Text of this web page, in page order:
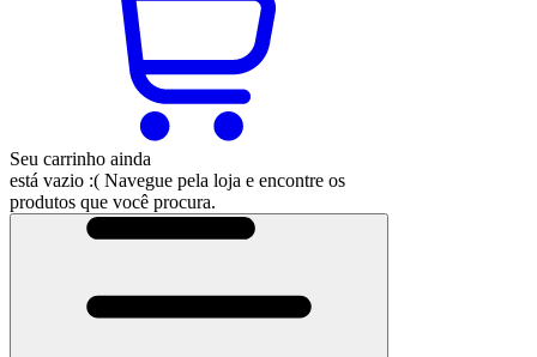
Seu carrinho ainda
está vazio :( Navegue pela loja e encontre os
produtos que você procura.